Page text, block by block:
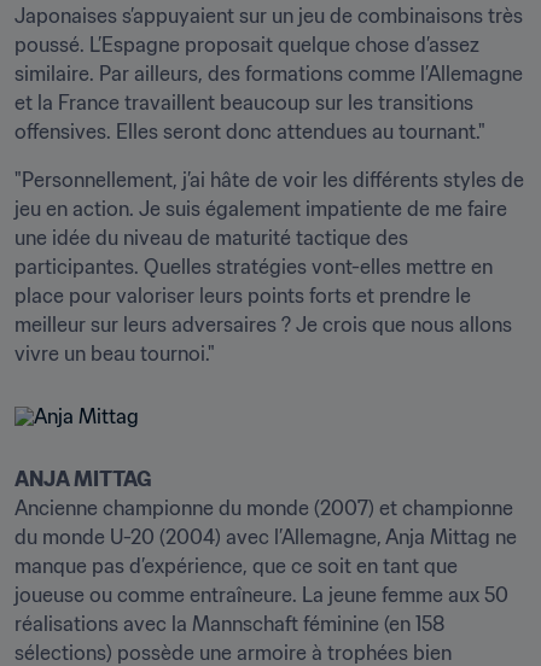
Japonaises s’appuyaient sur un jeu de combinaisons très
poussé. L’Espagne proposait quelque chose d’assez
similaire. Par ailleurs, des formations comme l’Allemagne
et la France travaillent beaucoup sur les transitions
offensives. Elles seront donc attendues au tournant."
"Personnellement, j’ai hâte de voir les différents styles de
jeu en action. Je suis également impatiente de me faire
une idée du niveau de maturité tactique des
participantes. Quelles stratégies vont-elles mettre en
place pour valoriser leurs points forts et prendre le
meilleur sur leurs adversaires ? Je crois que nous allons
vivre un beau tournoi."
ANJA MITTAG
Ancienne championne du monde (2007) et championne
du monde U-20 (2004) avec l’Allemagne, Anja Mittag ne
manque pas d’expérience, que ce soit en tant que
joueuse ou comme entraîneure. La jeune femme aux 50
réalisations avec la Mannschaft féminine (en 158
sélections) possède une armoire à trophées bien